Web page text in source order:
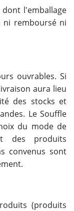
l'emballage
ni remboursé ni
ouvrables. Si
aura lieu
des stocks et
Le Souffle
du mode de
des produits
convenus sont
(produits